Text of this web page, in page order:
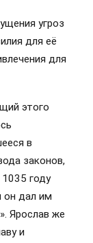
угроз
для её
для
этого
в
законов,
году
он дал им
Ярослав же
и